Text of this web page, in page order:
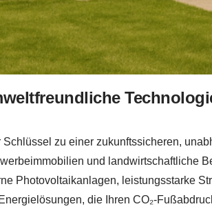
zu einer zukunftssicheren,
und landwirtschaftliche
Photovoltaikanlagen, leistungsstarke
die Ihren CO₂-